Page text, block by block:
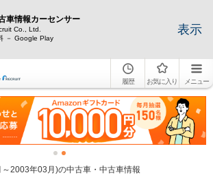
車情報カーセンサー
Co., Ltd.
－ Google Play
表示
履歴 お気に入り メニュー
2003年03月)の中古車・中古車情報